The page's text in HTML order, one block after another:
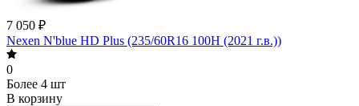
7 050 ₽
Nexen N'blue HD Plus (235/60R16 100H (2021 г.в.))
0
Более 4 шт
В корзину